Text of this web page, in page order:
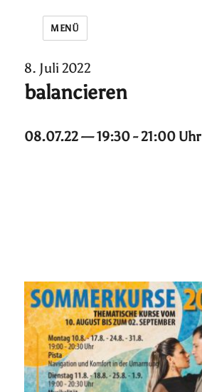
MENÜ
8. Juli 2022
balancieren
08.07.22 — 19:30 - 21:00 Uhr